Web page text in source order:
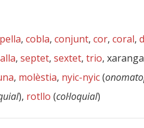
, cobla, conjunt, cor, coral,
, septet, sextet, trio,
, molèstia, nyic-nyic(
), rotllo (col·loquial)